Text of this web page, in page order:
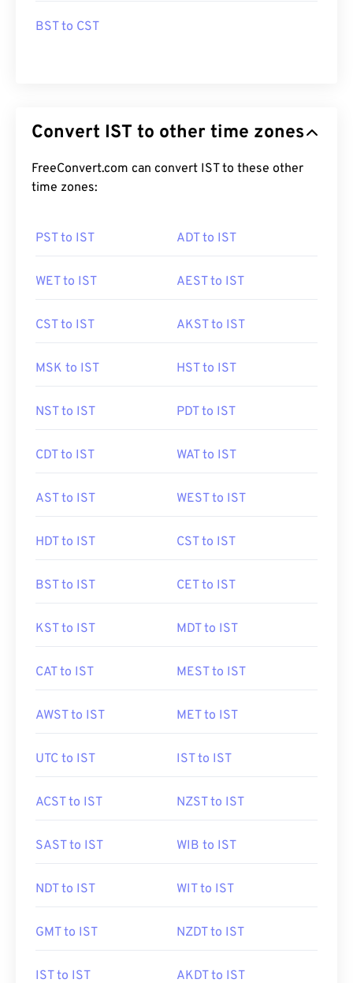
BST to CST
Convert IST to other time zones
FreeConvert.com can convert IST to these other
time zones:
PST to IST ADT to IST
WET to IST AEST to IST
CST to IST AKST to IST
MSK to IST HST to IST
NST to IST PDT to IST
CDT to IST WAT to IST
AST to IST WEST to IST
HDT to IST CST to IST
BST to IST CET to IST
KST to IST MDT to IST
CAT to IST MEST to IST
AWST to IST MET to IST
UTC to IST IST to IST
ACST to IST NZST to IST
SAST to IST WIB to IST
NDT to IST WIT to IST
GMT to IST NZDT to IST
IST to IST AKDT to IST